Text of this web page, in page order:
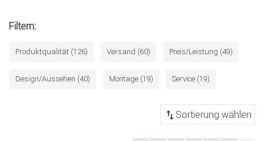
Filtern:
Produktqualität (126) Versand (60) Preis/Leistung (49)
Design/Aussehen (40) Montage (19) Service (19)